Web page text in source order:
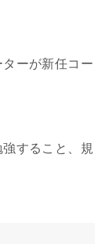
ーが新任コー
すること、規